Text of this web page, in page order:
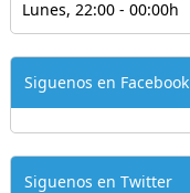
Lunes, 22:00 - 00:00h
Siguenos en Facebook
Siguenos en Twitter